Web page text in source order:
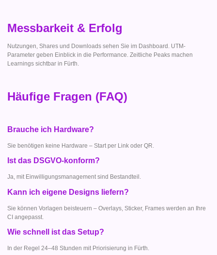
Messbarkeit & Erfolg
Nutzungen, Shares und Downloads sehen Sie im Dashboard. UTM-
Parameter geben Einblick in die Performance. Zeitliche Peaks machen
Learnings sichtbar in Fürth.
Häufige Fragen (FAQ)
Brauche ich Hardware?
Sie benötigen keine Hardware – Start per Link oder QR.
Ist das DSGVO-konform?
Ja, mit Einwilligungsmanagement sind Bestandteil.
Kann ich eigene Designs liefern?
Sie können Vorlagen beisteuern – Overlays, Sticker, Frames werden an Ihre
CI angepasst.
Wie schnell ist das Setup?
In der Regel 24–48 Stunden mit Priorisierung in Fürth.